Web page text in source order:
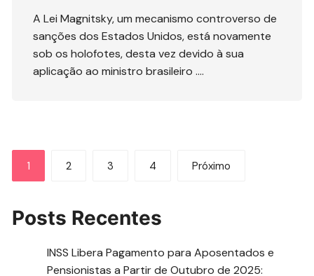
A Lei Magnitsky, um mecanismo controverso de
sanções dos Estados Unidos, está novamente
sob os holofotes, desta vez devido à sua
aplicação ao ministro brasileiro ….
Paginação
de
posts
1 2 3 4 Próximo
Posts Recentes
INSS Libera Pagamento para Aposentados e
Pensionistas a Partir de Outubro de 2025: